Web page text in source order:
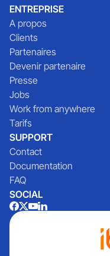
ENTREPRISE
A propos
Clients
Partenaires
Devenir partenaire
Presse
Jobs
Work from anywhere
Tarifs
SUPPORT
Contact
Documentation
FAQ
SOCIAL